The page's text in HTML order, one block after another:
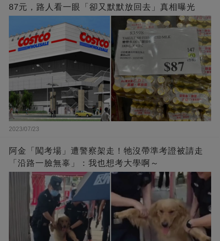
87元，路人看一眼「卻又默默放回去」真相曝光
2023/07/23
阿金「闖考場」遭警察架走！牠沒帶準考證被請走
「沿路一臉無辜」：我也想考大學啊～